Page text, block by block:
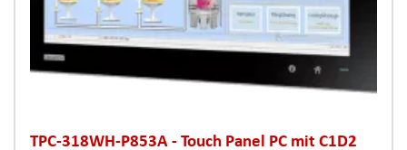
TPC-318WH-P853A - Touch Panel PC mit C1D2